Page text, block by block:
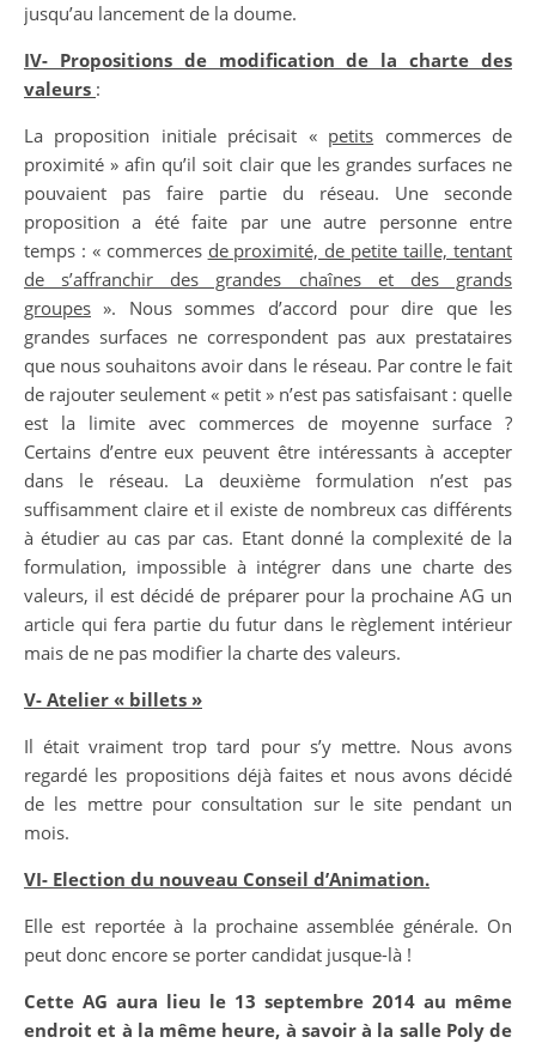
jusqu’au lancement de la doume.
IV- Propositions de modification de la charte des
valeurs :
La proposition initiale précisait « petits commerces de
proximité » afin qu’il soit clair que les grandes surfaces ne
pouvaient pas faire partie du réseau. Une seconde
proposition a été faite par une autre personne entre
temps : « commerces de proximité, de petite taille, tentant
de s’affranchir des grandes chaînes et des grands
groupes ». Nous sommes d’accord pour dire que les
grandes surfaces ne correspondent pas aux prestataires
que nous souhaitons avoir dans le réseau. Par contre le fait
de rajouter seulement « petit » n’est pas satisfaisant : quelle
est la limite avec commerces de moyenne surface ?
Certains d’entre eux peuvent être intéressants à accepter
dans le réseau. La deuxième formulation n’est pas
suffisamment claire et il existe de nombreux cas différents
à étudier au cas par cas. Etant donné la complexité de la
formulation, impossible à intégrer dans une charte des
valeurs, il est décidé de préparer pour la prochaine AG un
article qui fera partie du futur dans le règlement intérieur
mais de ne pas modifier la charte des valeurs.
V- Atelier « billets »
Il était vraiment trop tard pour s’y mettre. Nous avons
regardé les propositions déjà faites et nous avons décidé
de les mettre pour consultation sur le site pendant un
mois.
VI- Election du nouveau Conseil d’Animation.
Elle est reportée à la prochaine assemblée générale. On
peut donc encore se porter candidat jusque-là !
Cette AG aura lieu le 13 septembre 2014 au même
endroit et à la même heure, à savoir à la salle Poly de